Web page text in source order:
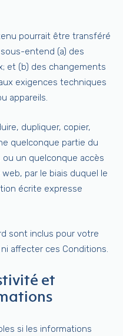
pourrait être transféré
entend (a) des
et (b) des changements
exigences techniques
appareils.
dupliquer, copier,
quelconque partie du
un quelconque accès
par le biais duquel le
écrite expresse
sont inclus pour votre
affecter ces Conditions.
et
si les informations